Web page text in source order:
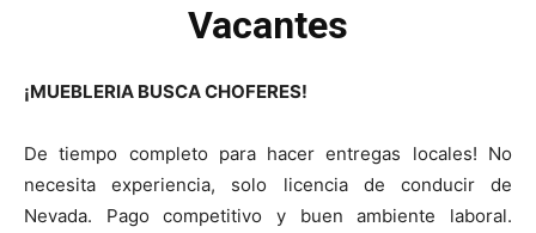
Vacantes
¡MUEBLERIA BUSCA CHOFERES!
De tiempo completo para hacer entregas locales! No
necesita experiencia, solo licencia de conducir de
Nevada. Pago competitivo y buen ambiente laboral.